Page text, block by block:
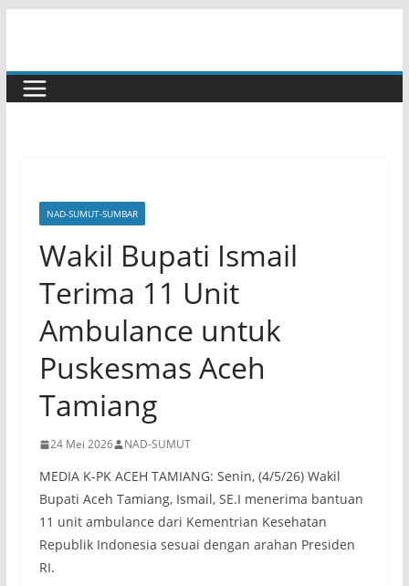
content
NAD-SUMUT-SUMBAR
Wakil Bupati Ismail
Terima 11 Unit
Ambulance untuk
Puskesmas Aceh
Tamiang
24 Mei 2026 NAD-SUMUT
MEDIA K-PK ACEH TAMIANG: Senin, (4/5/26) Wakil
Bupati Aceh Tamiang, Ismail, SE.I menerima bantuan
11 unit ambulance dari Kementrian Kesehatan
Republik Indonesia sesuai dengan arahan Presiden
RI.